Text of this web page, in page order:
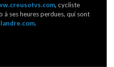
, cycliste
ses heures perdues, qui sont
.